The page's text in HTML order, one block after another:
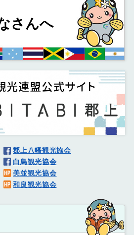
さんへ
郡上八幡観光協会
白鳥観光協会
美並観光協会
和良観光協会